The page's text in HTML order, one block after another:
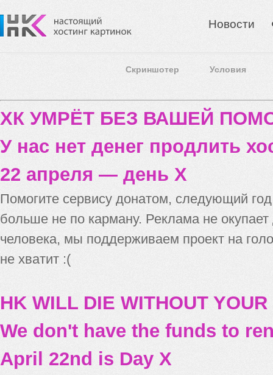
Новости
Скриншотер Условия
ХК УМРЁТ БЕЗ ВАШЕЙ
У нас нет денег продлить
22 апреля — день X
Помогите сервису донатом, следующий
больше не по карману. Реклама не
человека, мы поддерживаем проект на
не хватит :(
HK WILL DIE WITHOUT
We don't have the funds to
April 22nd is Day X